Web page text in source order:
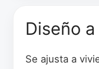
Diseño
Se ajusta a